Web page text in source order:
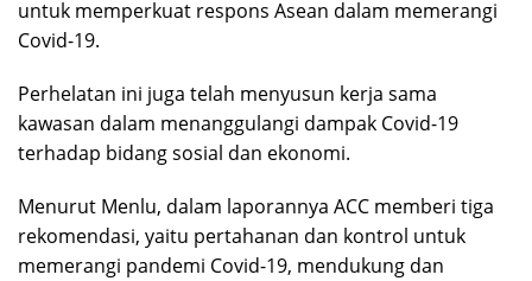
untuk memperkuat respons Asean dalam memerangi
Covid-19.
Perhelatan ini juga telah menyusun kerja sama
kawasan dalam menanggulangi dampak Covid-19
terhadap bidang sosial dan ekonomi.
Menurut Menlu, dalam laporannya ACC memberi tiga
rekomendasi, yaitu pertahanan dan kontrol untuk
memerangi pandemi Covid-19, mendukung dan